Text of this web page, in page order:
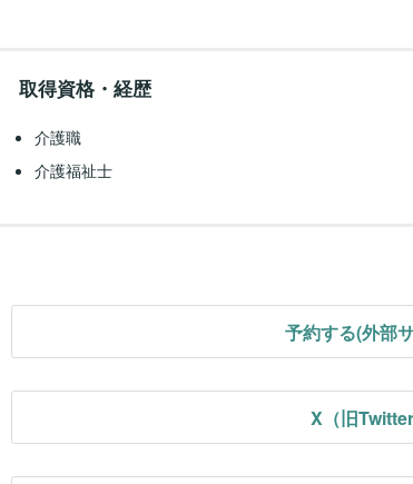
取得資格・経歴
介護職
介護福祉士
予約する(外部
X（旧Twitter